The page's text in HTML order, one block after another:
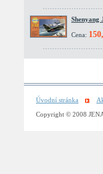
Cena:
Úvodní stránka
Copyright © 2008